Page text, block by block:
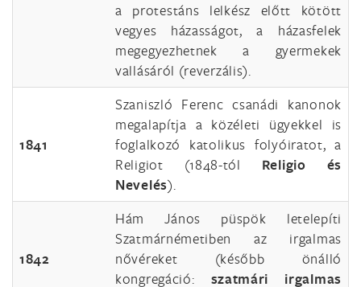
a protestáns lelkész előtt kötött
vegyes házasságot, a házasfelek
megegyezhetnek a gyermekek
vallásáról (reverzális).
1841
Szaniszló Ferenc csanádi kanonok
megalapítja a közéleti ügyekkel is
foglalkozó katolikus folyóiratot, a
Religiot (1848-tól Religio és
Nevelés).
1842
Hám János püspök letelepíti
Szatmárnémetiben az irgalmas
nővéreket (később önálló
kongregáció: szatmári irgalmas